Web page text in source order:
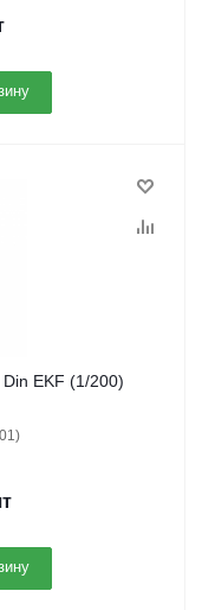
EKF (1/200)